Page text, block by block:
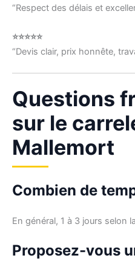
“Respect des délais et
⭐⭐⭐⭐⭐
“Devis clair, prix honnête,
Questions
sur le
Mallemort
Combien de
En général, 1 à 3 jours selon
Proposez-vous